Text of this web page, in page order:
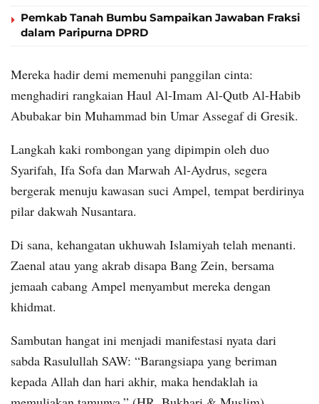
Pemkab Tanah Bumbu Sampaikan Jawaban Fraksi
dalam Paripurna DPRD
Mereka hadir demi memenuhi panggilan cinta:
menghadiri rangkaian Haul Al-Imam Al-Qutb Al-Habib
Abubakar bin Muhammad bin Umar Assegaf di Gresik.
Langkah kaki rombongan yang dipimpin oleh duo
Syarifah, Ifa Sofa dan Marwah Al-Aydrus, segera
bergerak menuju kawasan suci Ampel, tempat berdirinya
pilar dakwah Nusantara.
Di sana, kehangatan ukhuwah Islamiyah telah menanti.
Zaenal atau yang akrab disapa Bang Zein, bersama
jemaah cabang Ampel menyambut mereka dengan
khidmat.
Sambutan hangat ini menjadi manifestasi nyata dari
sabda Rasulullah SAW: “Barangsiapa yang beriman
kepada Allah dan hari akhir, maka hendaklah ia